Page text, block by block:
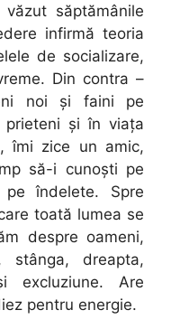
săptămânile
infirmă teoria
de socializare,
Din contra –
noi și faini pe
și în viața
îmi zice un amic,
să-i cunoști pe
îndelete. Spre
toată lumea se
despre oameni,
stânga, dreapta,
excluziune. Are
pentru energie.